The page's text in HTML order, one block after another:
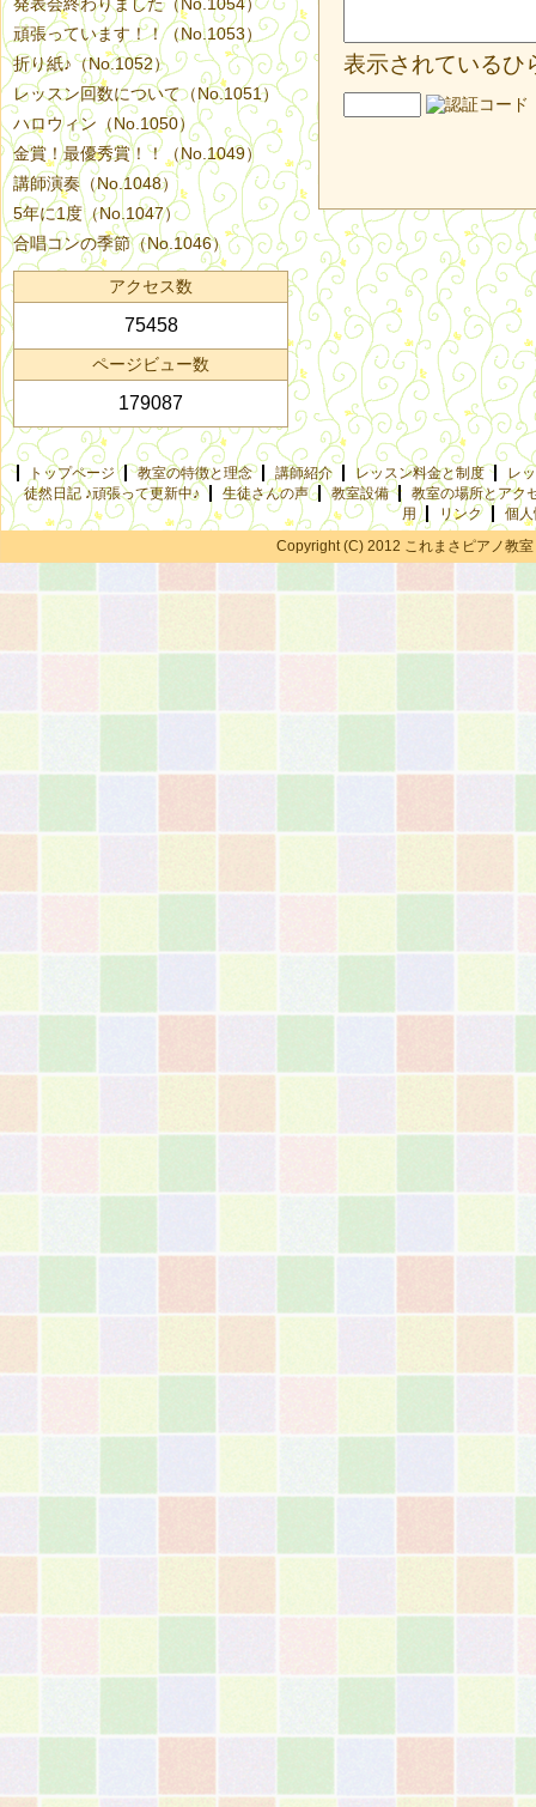
表示されているひ
頑張っています！！（No.1053）
折り紙♪（No.1052）
レッスン回数について（No.1051）
ハロウィン（No.1050）
金賞！最優秀賞！！（No.1049）
講師演奏（No.1048）
5年に1度（No.1047）
合唱コンの季節（No.1046）
アクセス数
75458
ページビュー数
179087
トップページ 教室の特徴と理念 講師紹介 レッスン料金と制度
レ
徒然日記 ♪頑張って更新中♪
生徒さんの声 教室設備
教室の場所とアク
用
リンク
個
Copyright (C) 2012 これまさピアノ教